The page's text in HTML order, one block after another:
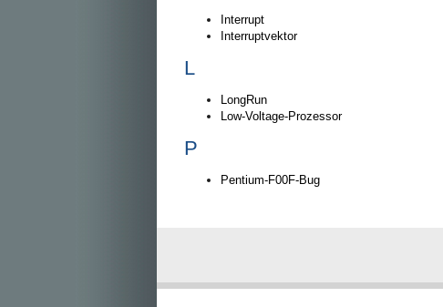
Interrupt
Interruptvektor
L
LongRun
Low-Voltage-Prozessor
P
Pentium-F00F-Bug